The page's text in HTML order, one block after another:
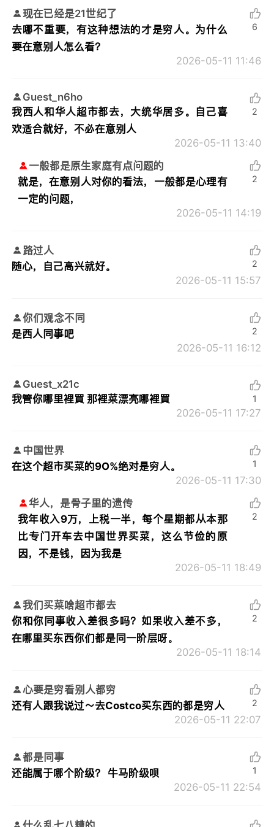
现在已经是21世纪了
去哪不重要，有这种想法的才是穷人。为什么
要在意别人怎么看？
2026-05-11 11:46
6
Guest_n6ho
我西人和华人超市都去，大统华居多。自己喜
欢适合就好，不必在意别人
2026-05-11 13:40
2
一般都是原生家庭有点问题的
就是，在意别人对你的看法，一般都是心理有
一定的问题，
2026-05-11 14:19
2
路过人
随心，自己高兴就好。
2026-05-11 15:57
2
你们观念不同
是西人同事吧
2026-05-11 16:12
2
Guest_x21c
我管你哪里裡買 那裡菜漂亮哪裡買
2026-05-11 17:27
1
中国世界
在这个超市买菜的9O%绝对是穷人。
2026-05-11 17:30
1
华人，是骨子里的遗传
我年收入9万，上税一半，每个星期都从本那
比专门开车去中国世界买菜，这么节俭的原
因，不是钱，因为我是
2026-05-11 18:49
2
我们买菜啥超市都去
你和你同事收入差很多吗？如果收入差不多，
在哪里买东西你们都是同一阶层呀。
2026-05-11 18:14
2
心要是穷看别人都穷
还有人跟我说过～去Costco买东西的都是穷人
2026-05-11 22:07
2
都是同事
还能属于哪个阶级？ 牛马阶级呗
2026-05-11 22:54
1